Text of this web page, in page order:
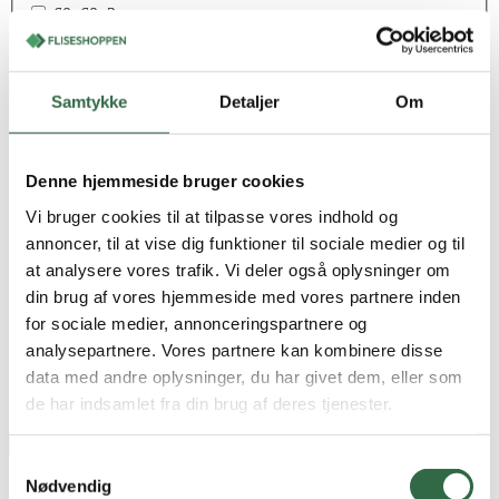
Samtykke Detaljer Om
Denne hjemmeside bruger cookies
Vi bruger cookies til at tilpasse vores indhold og
annoncer, til at vise dig funktioner til sociale medier og til
at analysere vores trafik. Vi deler også oplysninger om
din brug af vores hjemmeside med vores partnere inden
for sociale medier, annonceringspartnere og
analysepartnere. Vores partnere kan kombinere disse
data med andre oplysninger, du har givet dem, eller som
de har indsamlet fra din brug af deres tjenester.
Nødvendig
60x60x2 cm
60x60x3 cm
7,5x60 cm
7x60 cm
80x80 cm
8x60 cm
120x280
5,3x30 cm
7,5x15 cm
80x160 cm
Pris
15%